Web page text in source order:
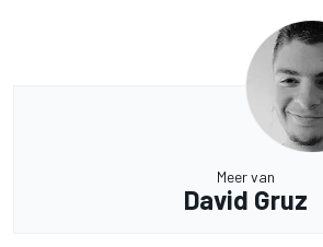
Meer van
David Gruz